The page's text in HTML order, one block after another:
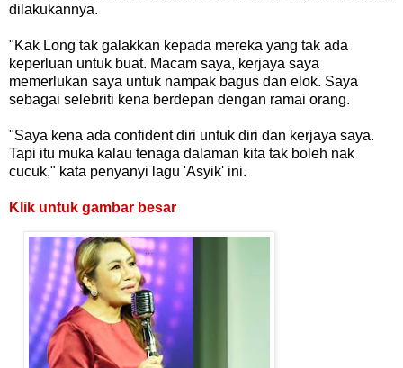
dilakukannya.
"Kak Long tak galakkan kepada mereka yang tak ada
keperluan untuk buat. Macam saya, kerjaya saya
memerlukan saya untuk nampak bagus dan elok. Saya
sebagai selebriti kena berdepan dengan ramai orang.
"Saya kena ada confident diri untuk diri dan kerjaya saya.
Tapi itu muka kalau tenaga dalaman kita tak boleh nak
cucuk," kata penyanyi lagu 'Asyik' ini.
Klik untuk gambar besar